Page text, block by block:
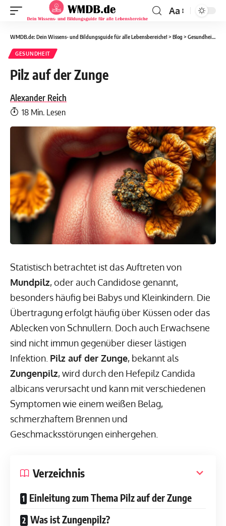
Aa
WMDB.de: Dein Wissens- und Bildungsguide für alle Lebensbereiche! > Blog > Gesundheit >
GESUNDHEIT
Pilz auf der Zunge
Alexander Reich
18 Min. Lesen
Statistisch betrachtet ist das Auftreten von
Mundpilz, oder auch Candidose genannt,
besonders häufig bei Babys und Kleinkindern. Die
Übertragung erfolgt häufig über Küssen oder das
Ablecken von Schnullern. Doch auch Erwachsene
sind nicht immun gegenüber dieser lästigen
Infektion. Pilz auf der Zunge, bekannt als
Zungenpilz, wird durch den Hefepilz Candida
albicans verursacht und kann mit verschiedenen
Symptomen wie einem weißen Belag,
schmerzhaftem Brennen und
Geschmacksstörungen einhergehen.
Verzeichnis
Einleitung zum Thema Pilz auf der Zunge
Was ist Zungenpilz?